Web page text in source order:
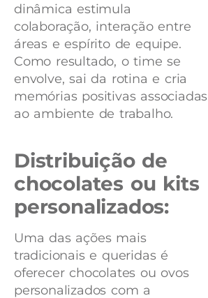
dinâmica estimula
colaboração, interação entre
áreas e espírito de equipe.
Como resultado, o time se
envolve, sai da rotina e cria
memórias positivas associadas
ao ambiente de trabalho.
Distribuição de
chocolates ou kits
personalizados:
Uma das ações mais
tradicionais e queridas é
oferecer chocolates ou ovos
personalizados com a